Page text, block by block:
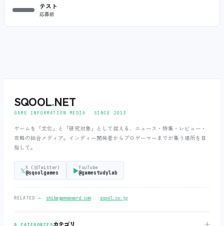
テスト
応募前
SQOOL.NET
GAME INFORMATION MEDIA ‧ SINCE 2013
ゲームを「文化」と「研究対象」として捉える、ニュース・特集・レビュー・
攻略の総合メディア。インディー開発者からプロゲーマーまでが集う場所を目
指して。
𝕏X (旧Twitter)
@sqoolgames ▶YouTube
@gamestudylab
RELATED → shibagameaward.com ‧ sqool.co.jp
カテゴリ ＋